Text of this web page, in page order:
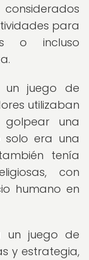
para
o incluso
un juego de
utilizaban
una
solo era una
tenía
con
humano en
un juego de
y estrategia,